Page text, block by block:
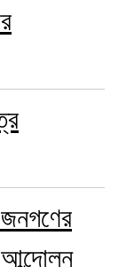
আন্দোলন